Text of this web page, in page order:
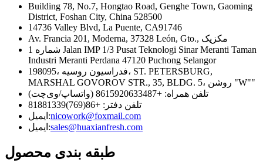
Building 78, No.7, Hongtao Road, Genghe Town, Gaoming
District, Foshan City, China 528500
14736 Valley Blvd, La Puente, CA91746
Av. Francia 201, Moderna, 37328 León, Gto., مکزیک
شماره 1 Jalan IMP 1/3 Pusat Teknologi Sinar Meranti Taman
Industri Meranti Perdana 47120 Puchong Selangor
198095، فدراسیون روسیه، ST. PETERSBURG,
MARSHAL GOVOROV STR., 35, BLDG. 5، روشن "W""
تلفن همراه: +8615920633487 (واتساپ/وی‌چت)
تلفن دفتر: +86(769)81881339
ایمیل:nicowork@foxmail.com
ایمیل:sales@huaxianfresh.com
طبقه بندی محصول